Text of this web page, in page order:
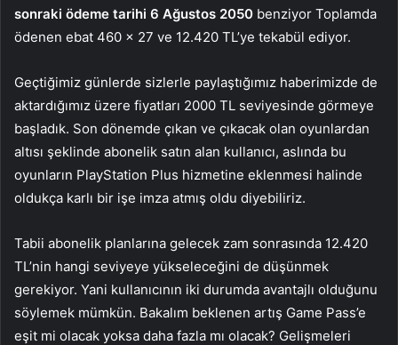
sonraki ödeme tarihi 6 Ağustos 2050 benziyor Toplamda
ödenen ebat 460 x 27 ve 12.420 TL’ye tekabül ediyor.
Geçtiğimiz günlerde sizlerle paylaştığımız haberimizde de
aktardığımız üzere fiyatları 2000 TL seviyesinde görmeye
başladık. Son dönemde çıkan ve çıkacak olan oyunlardan
altısı şeklinde abonelik satın alan kullanıcı, aslında bu
oyunların PlayStation Plus hizmetine eklenmesi halinde
oldukça karlı bir işe imza atmış oldu diyebiliriz.
Tabii abonelik planlarına gelecek zam sonrasında 12.420
TL’nin hangi seviyeye yükseleceğini de düşünmek
gerekiyor. Yani kullanıcının iki durumda avantajlı olduğunu
söylemek mümkün. Bakalım beklenen artış Game Pass’e
eşit mi olacak yoksa daha fazla mı olacak? Gelişmeleri